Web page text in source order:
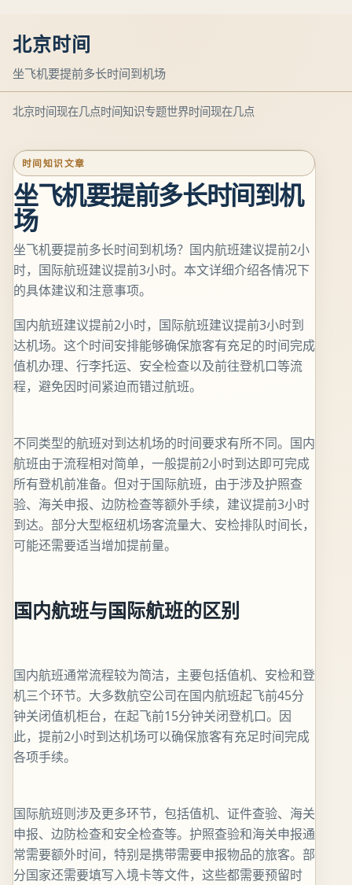
北京时间
坐飞机要提前多长时间到机场
北京时间现在几点时间知识专题世界时间现在几点
时间知识文章
坐飞机要提前多长时间到机
场
坐飞机要提前多长时间到机场？国内航班建议提前2小
时，国际航班建议提前3小时。本文详细介绍各情况下
的具体建议和注意事项。
国内航班建议提前2小时，国际航班建议提前3小时到
达机场。这个时间安排能够确保旅客有充足的时间完成
值机办理、行李托运、安全检查以及前往登机口等流
程，避免因时间紧迫而错过航班。
不同类型的航班对到达机场的时间要求有所不同。国内
航班由于流程相对简单，一般提前2小时到达即可完成
所有登机前准备。但对于国际航班，由于涉及护照查
验、海关申报、边防检查等额外手续，建议提前3小时
到达。部分大型枢纽机场客流量大、安检排队时间长，
可能还需要适当增加提前量。
国内航班与国际航班的区别
国内航班通常流程较为简洁，主要包括值机、安检和登
机三个环节。大多数航空公司在国内航班起飞前45分
钟关闭值机柜台，在起飞前15分钟关闭登机口。因
此，提前2小时到达机场可以确保旅客有充足时间完成
各项手续。
国际航班则涉及更多环节，包括值机、证件查验、海关
申报、边防检查和安全检查等。护照查验和海关申报通
常需要额外时间，特别是携带需要申报物品的旅客。部
分国家还需要填写入境卡等文件，这些都需要预留时